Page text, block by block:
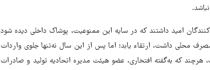
امید داشتند که در سایه این ممنوعیت، پوشاک داخلی دیده شود
محلی داشت، ارتقاء یابد؛ اما پس از این سال نه‌تنها جلوی واردات
هرچند که به‌گفته افتخاری، عضو هیئت مدیره اتحادیه تولید و صادرات